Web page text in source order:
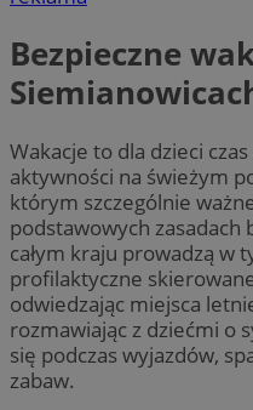
Bezpieczne
Wakacje to dla dzieci
aktywności na świeżym
którym szczególnie
podstawowych zasadach
całym kraju prowadzą w
profilaktyczne
odwiedzając miejsca
rozmawiając z dziećmi o
się podczas wyjazdów,
zabaw.